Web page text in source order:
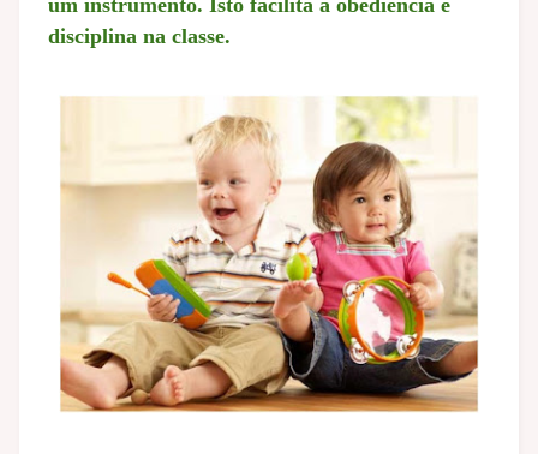
um instrumento. Isto facilita a obediência e
disciplina na classe.